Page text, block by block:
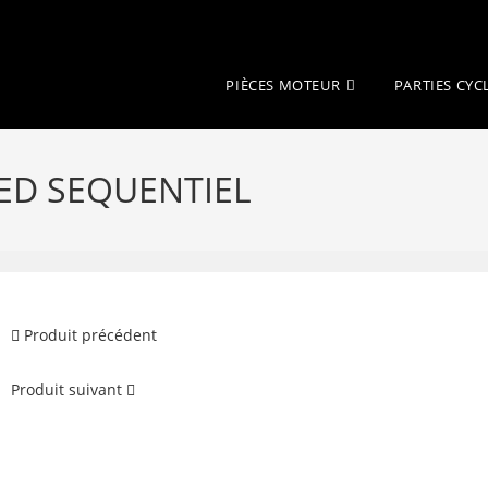
PIÈCES MOTEUR PARTIES
SEQUENTIEL
Produit précédent
Produit suivant